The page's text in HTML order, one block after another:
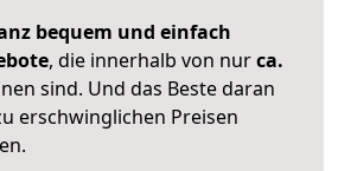
bequem und einfach
, die innerhalb von nurca.
sind. Und das Beste daran
erschwinglichen Preisen